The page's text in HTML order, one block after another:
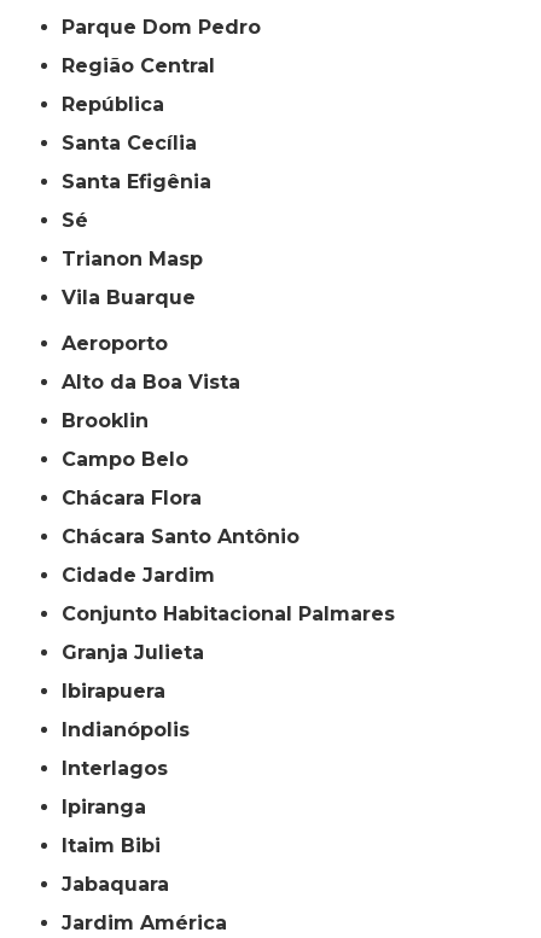
Parque Dom Pedro
Região Central
República
Santa Cecília
Santa Efigênia
Sé
Trianon Masp
Vila Buarque
Aeroporto
Alto da Boa Vista
Brooklin
Campo Belo
Chácara Flora
Chácara Santo Antônio
Cidade Jardim
Conjunto Habitacional Palmares
Granja Julieta
Ibirapuera
Indianópolis
Interlagos
Ipiranga
Itaim Bibi
Jabaquara
Jardim América